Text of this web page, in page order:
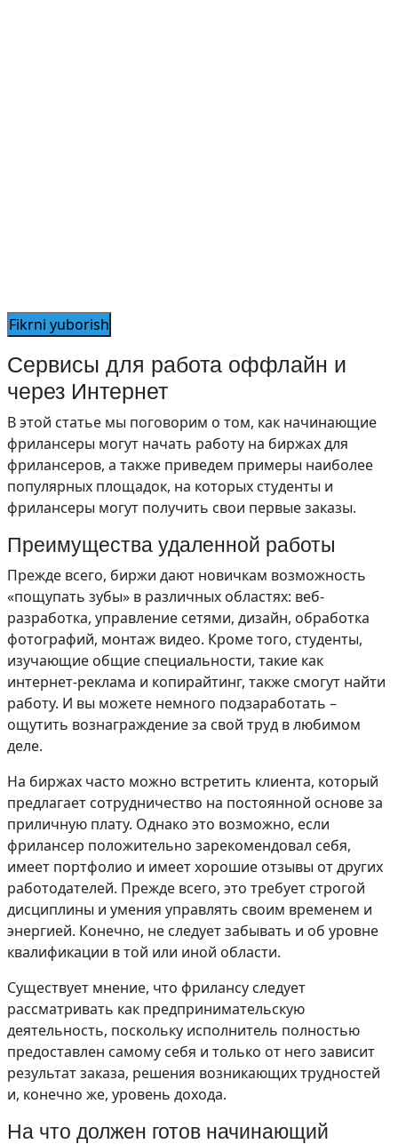
Сервисы для работа оффлайн и
через Интернет
В этой статье мы поговорим о том, как начинающие
фрилансеры могут начать работу на биржах для
фрилансеров, а также приведем примеры наиболее
популярных площадок, на которых студенты и
фрилансеры могут получить свои первые заказы.
Преимущества удаленной работы
Прежде всего, биржи дают новичкам возможность
«пощупать зубы» в различных областях: веб-
разработка, управление сетями, дизайн, обработка
фотографий, монтаж видео. Кроме того, студенты,
изучающие общие специальности, такие как
интернет-реклама и копирайтинг, также смогут найти
работу. И вы можете немного подзаработать –
ощутить вознаграждение за свой труд в любимом
деле.
На биржах часто можно встретить клиента, который
предлагает сотрудничество на постоянной основе за
приличную плату. Однако это возможно, если
фрилансер положительно зарекомендовал себя,
имеет портфолио и имеет хорошие отзывы от других
работодателей. Прежде всего, это требует строгой
дисциплины и умения управлять своим временем и
энергией. Конечно, не следует забывать и об уровне
квалификации в той или иной области.
Существует мнение, что фрилансу следует
рассматривать как предпринимательскую
деятельность, поскольку исполнитель полностью
предоставлен самому себя и только от него зависит
результат заказа, решения возникающих трудностей
и, конечно же, уровень дохода.
На что должен готов начинающий